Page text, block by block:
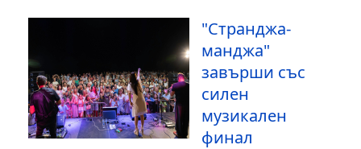
"Странджа-
манджа"
завърши със
силен
музикален
финал